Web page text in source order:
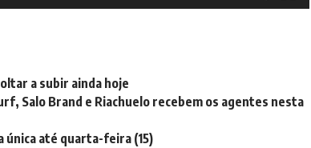
a subir ainda hoje
Salo Brand e Riachuelo recebem os agentes nesta
única até quarta-feira (15)